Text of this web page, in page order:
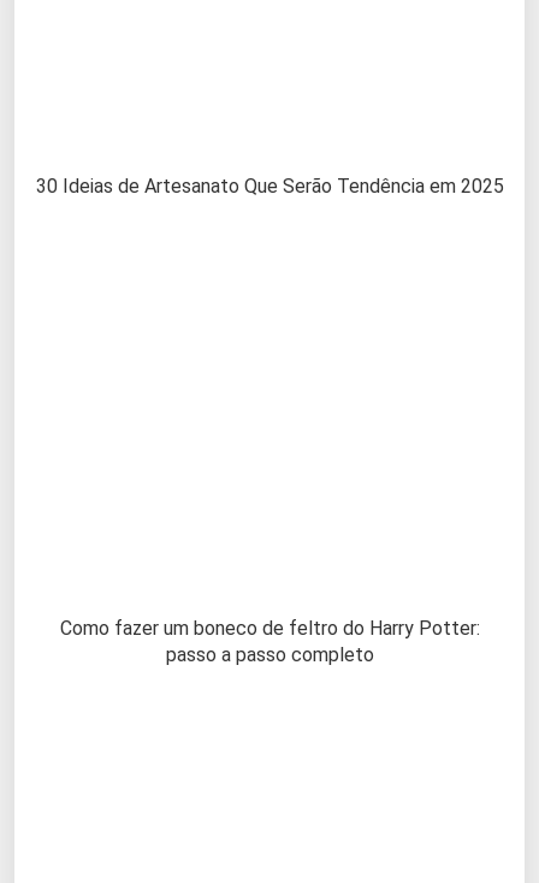
30 Ideias de Artesanato Que Serão Tendência em 2025
Como fazer um boneco de feltro do Harry Potter:
passo a passo completo